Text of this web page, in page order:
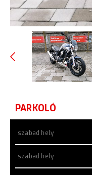
PARKOLÓ
szabad hely
szabad hely